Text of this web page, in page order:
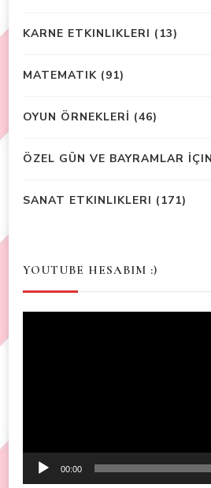
KARNE ETKINLIKLERI (13)
MATEMATIK (91)
OYUN ÖRNEKLERİ (46)
ÖZEL GÜN VE BAYRAMLAR
SANAT ETKINLIKLERI (171)
YOUTUBE HESABIM :)
00:00